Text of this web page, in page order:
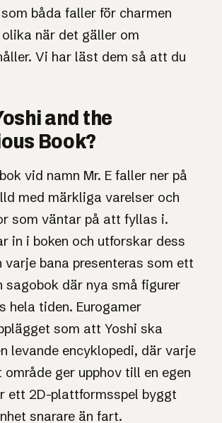
som båda faller för charmen
när det gäller om
Vi har läst dem så att du
and the
Book?
vid namn Mr. E faller ner på
med märkliga varelser och
som väntar på att fyllas i.
in i boken och utforskar dess
varje bana presenteras som ett
sagobok där nya små figurer
hela tiden. Eurogamer
som att Yoshi ska
levande encyklopedi, där varje
ger upphov till en egen
ett 2D-plattformsspel byggt
snarare än fart.